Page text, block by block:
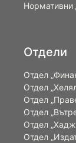
Нормативни
Отдели
Отдел
Отдел
Отдел
Отдел
Отдел
Отдел